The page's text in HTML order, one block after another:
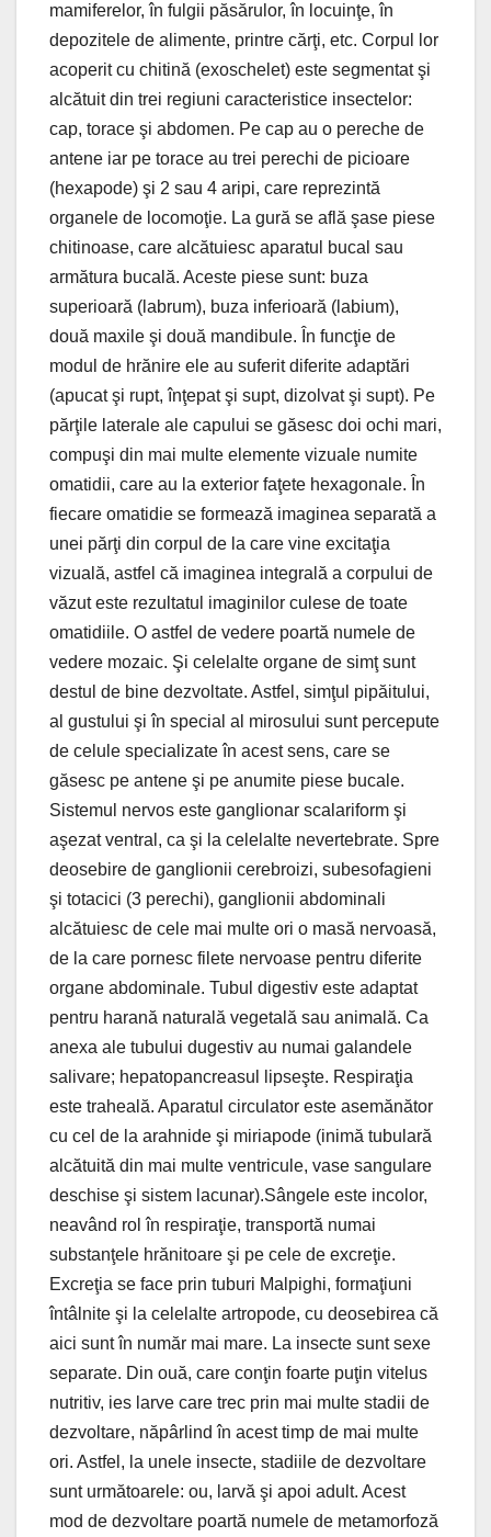
mamiferelor, în fulgii păsărulor, în locuinţe, în
depozitele de alimente, printre cărţi, etc. Corpul lor
acoperit cu chitină (exoschelet) este segmentat şi
alcătuit din trei regiuni caracteristice insectelor:
cap, torace şi abdomen. Pe cap au o pereche de
antene iar pe torace au trei perechi de picioare
(hexapode) şi 2 sau 4 aripi, care reprezintă
organele de locomoţie. La gură se află şase piese
chitinoase, care alcătuiesc aparatul bucal sau
armătura bucală. Aceste piese sunt: buza
superioară (labrum), buza inferioară (labium),
două maxile şi două mandibule. În funcţie de
modul de hrănire ele au suferit diferite adaptări
(apucat şi rupt, înţepat şi supt, dizolvat şi supt). Pe
părţile laterale ale capului se găsesc doi ochi mari,
compuşi din mai multe elemente vizuale numite
omatidii, care au la exterior faţete hexagonale. În
fiecare omatidie se formează imaginea separată a
unei părţi din corpul de la care vine excitaţia
vizuală, astfel că imaginea integrală a corpului de
văzut este rezultatul imaginilor culese de toate
omatidiile. O astfel de vedere poartă numele de
vedere mozaic. Şi celelalte organe de simţ sunt
destul de bine dezvoltate. Astfel, simţul pipăitului,
al gustului şi în special al mirosului sunt percepute
de celule specializate în acest sens, care se
găsesc pe antene şi pe anumite piese bucale.
Sistemul nervos este ganglionar scalariform şi
aşezat ventral, ca şi la celelalte nevertebrate. Spre
deosebire de ganglionii cerebroizi, subesofagieni
şi totacici (3 perechi), ganglionii abdominali
alcătuiesc de cele mai multe ori o masă nervoasă,
de la care pornesc filete nervoase pentru diferite
organe abdominale. Tubul digestiv este adaptat
pentru harană naturală vegetală sau animală. Ca
anexa ale tubului dugestiv au numai galandele
salivare; hepatopancreasul lipseşte. Respiraţia
este traheală. Aparatul circulator este asemănător
cu cel de la arahnide şi miriapode (inimă tubulară
alcătuită din mai multe ventricule, vase sangulare
deschise şi sistem lacunar).Sângele este incolor,
neavând rol în respiraţie, transportă numai
substanţele hrănitoare şi pe cele de excreţie.
Excreţia se face prin tuburi Malpighi, formaţiuni
întâlnite şi la celelalte artropode, cu deosebirea că
aici sunt în număr mai mare. La insecte sunt sexe
separate. Din ouă, care conţin foarte puţin vitelus
nutritiv, ies larve care trec prin mai multe stadii de
dezvoltare, năpârlind în acest timp de mai multe
ori. Astfel, la unele insecte, stadiile de dezvoltare
sunt următoarele: ou, larvă şi apoi adult. Acest
mod de dezvoltare poartă numele de metamorfoză